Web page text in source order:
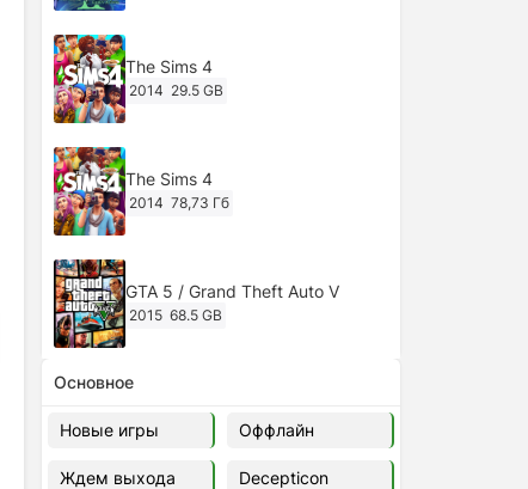
The Sims 4
2014 29.5 GB
The Sims 4
2014 78,73 Гб
GTA 5 / Grand Theft Auto V
2015 68.5 GB
Ghost of Tsushima: Director's Cut
v.1053.8.1023.1614 [RePack
Decepticon] (2024)
2024
Основное
Новые игры Оффлайн
Ждем выхода
Decepticon